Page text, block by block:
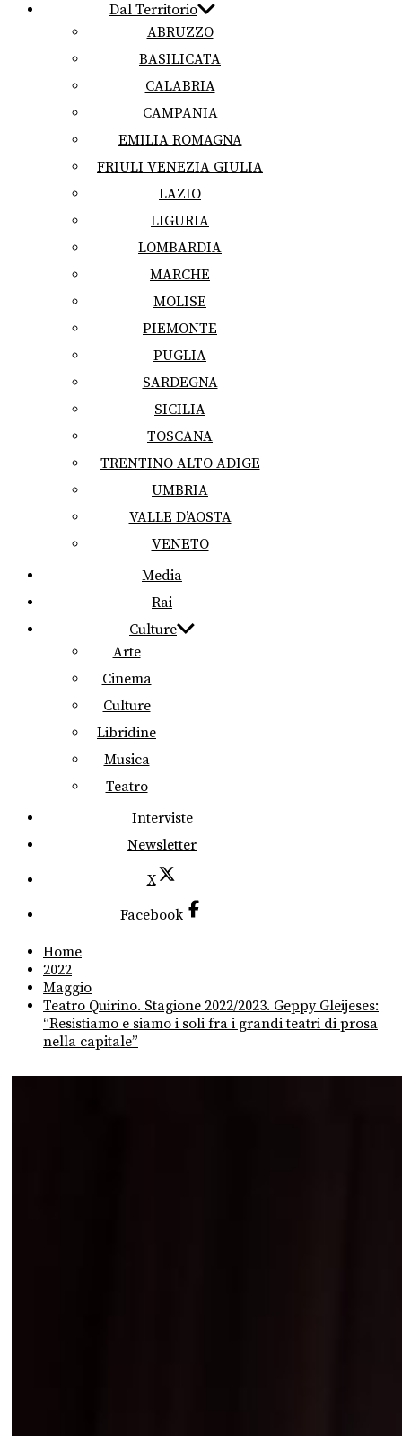
Dal Territorio
ABRUZZO
BASILICATA
CALABRIA
CAMPANIA
EMILIA ROMAGNA
FRIULI VENEZIA GIULIA
LAZIO
LIGURIA
LOMBARDIA
MARCHE
MOLISE
PIEMONTE
PUGLIA
SARDEGNA
SICILIA
TOSCANA
TRENTINO ALTO ADIGE
UMBRIA
VALLE D’AOSTA
VENETO
Media
Rai
Culture
Arte
Cinema
Culture
Libridine
Musica
Teatro
Interviste
Newsletter
X
Facebook
Home
2022
Maggio
Teatro Quirino. Stagione 2022/2023. Geppy Gleijeses:
“Resistiamo e siamo i soli fra i grandi teatri di prosa
nella capitale”